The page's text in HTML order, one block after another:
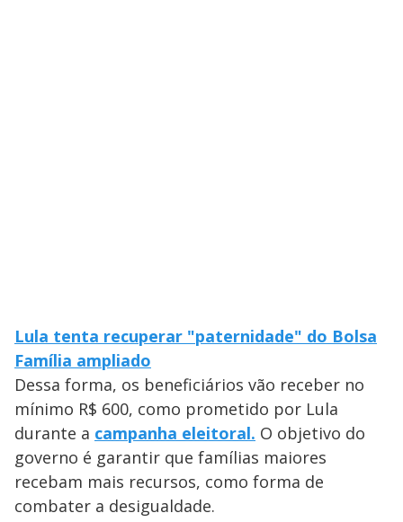
Lula tenta recuperar "paternidade" do Bolsa
Família ampliado
Dessa forma, os beneficiários vão receber no
mínimo R$ 600, como prometido por Lula
durante a campanha eleitoral. O objetivo do
governo é garantir que famílias maiores
recebam mais recursos, como forma de
combater a desigualdade.